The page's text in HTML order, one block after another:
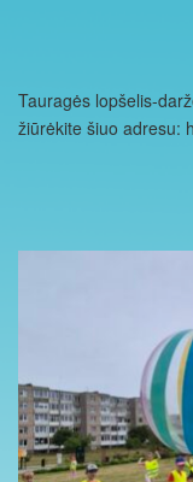
Tauragės lopšelis-
žiūrėkite šiuo adresu: